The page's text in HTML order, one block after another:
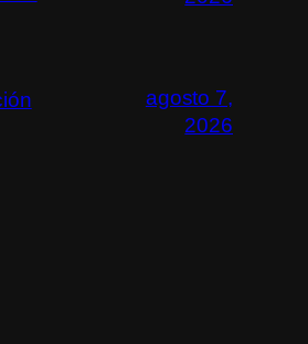
agosto 7,
2026